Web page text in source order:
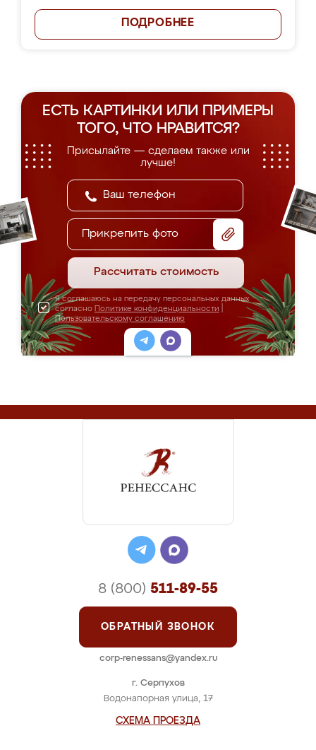
ПОДРОБНЕЕ
ЕСТЬ КАРТИНКИ ИЛИ ПРИМЕРЫ
ТОГО, ЧТО НРАВИТСЯ?
Присылайте — сделаем также или
лучше!
Прикрепить фото
Рассчитать стоимость
Я соглашаюсь на передачу персональных данных
согласно Политике конфиденциальности
Пользовательскому соглашению
г. Серпухов
Водонапорная улица, 17
СХЕМА ПРОЕЗДА
8 (800) 511-89-55
ОБРАТНЫЙ ЗВОНОК
corp-renessans@yandex.ru